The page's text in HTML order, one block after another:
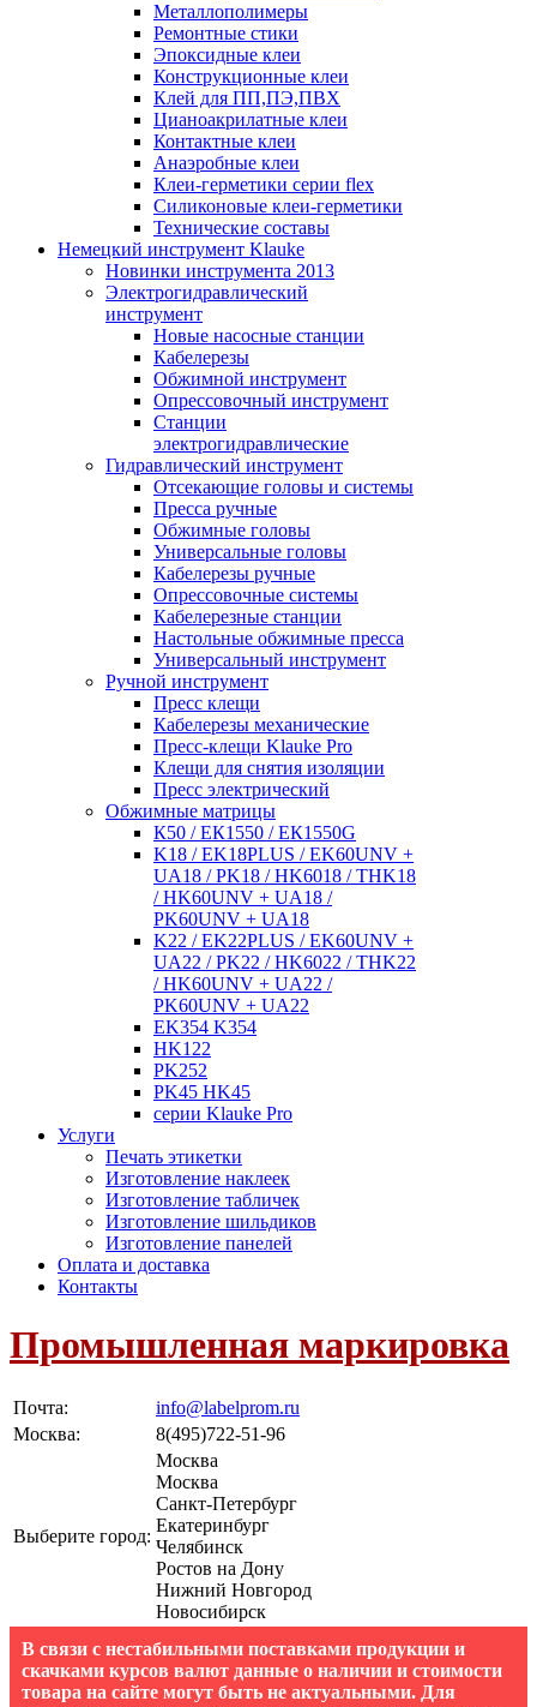
Металлополимеры
Ремонтные стики
Эпоксидные клеи
Конструкционные клеи
Клей для ПП,ПЭ,ПВХ
Цианоакрилатные клеи
Контактные клеи
Анаэробные клеи
Клеи-герметики серии flex
Силиконовые клеи-герметики
Технические составы
Немецкий инструмент Klauke
Новинки инструмента 2013
Электрогидравлический
инструмент
Новые насосные станции
Кабелерезы
Обжимной инструмент
Опрессовочный инструмент
Станции
электрогидравлические
Гидравлический инструмент
Отсекающие головы и системы
Пресса ручные
Обжимные головы
Универсальные головы
Кабелерезы ручные
Опрессовочные системы
Кабелерезные станции
Настольные обжимные пресса
Универсальный инструмент
Ручной инструмент
Пресс клещи
Кабелерезы механические
Пресс-клещи Klauke Pro
Клещи для снятия изоляции
Пресс электрический
Обжимные матрицы
К50 / ЕК1550 / ЕК1550G
K18 / EK18PLUS / EK60UNV +
UA18 / PK18 / HK6018 / THK18
/ HK60UNV + UA18 /
PK60UNV + UA18
K22 / EK22PLUS / EK60UNV +
UA22 / PK22 / HK6022 / THK22
/ HK60UNV + UA22 /
PK60UNV + UA22
EK354 K354
HK122
PK252
PK45 HK45
серии Klauke Pro
Услуги
Печать этикетки
Изготовление наклеек
Изготовление табличек
Изготовление шильдиков
Изготовление панелей
Оплата и доставка
Контакты
Промышленная маркировка
Почта:
info@labelprom.ru
Москва: 8(495)722-51-96
Выберите город:
Москва
Москва
Санкт-Петербург
Екатеринбург
Челябинск
Ростов на Дону
Нижний Новгород
Новосибирск
В связи с нестабильными поставками продукции и
скачками курсов валют данные о наличии и стоимости
товара на сайте могут быть не актуальными. Для